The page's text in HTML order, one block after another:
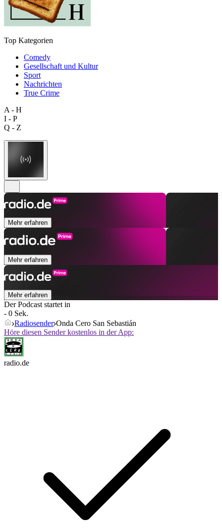
Top Kategorien
Comedy
Gesellschaft und Kultur
Sport
Nachrichten
True Crime
A - H
I - P
Q - Z
Mehr erfahren
Mehr erfahren
Mehr erfahren
Der Podcast startet in
- 0 Sek.
Radiosender Onda Cero San Sebastián
Höre diesen Sender kostenlos in der App:
radio.de